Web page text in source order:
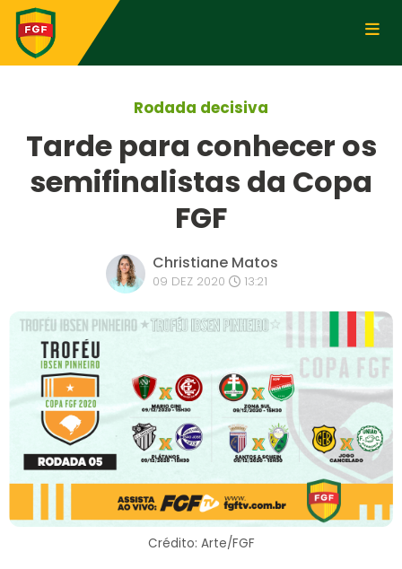
Rodada decisiva
Tarde para conhecer os
semifinalistas da Copa
FGF
Christiane Matos
09 DEZ 2020 13:21
Crédito: Arte/FGF